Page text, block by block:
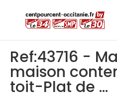
Ref:43716 -
maison
toit-Plat de ...